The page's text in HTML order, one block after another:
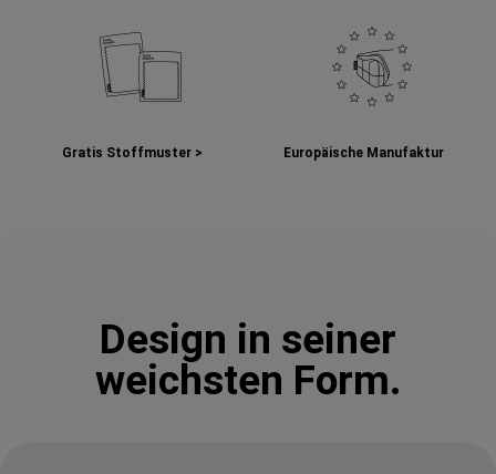
Gratis Stoffmuster > Europäische Manufaktur
Design in seiner
weichsten Form.